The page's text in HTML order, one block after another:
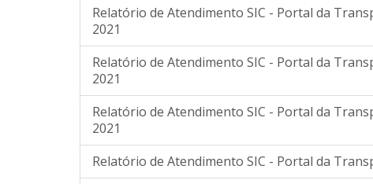
Relatório de Atendimento SIC - Portal da
2021
Relatório de Atendimento SIC - Portal da
2021
Relatório de Atendimento SIC - Portal da
2021
Relatório de Atendimento SIC - Portal da